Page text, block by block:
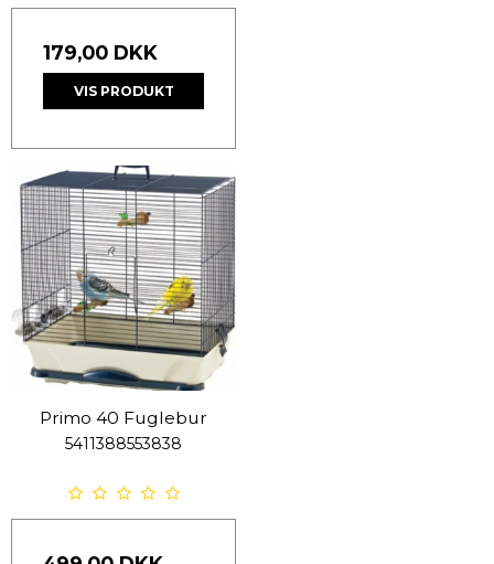
179,00 DKK
VIS PRODUKT
Primo 40 Fuglebur
5411388553838